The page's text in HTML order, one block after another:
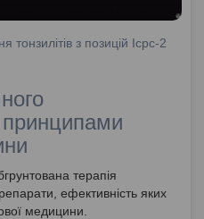
тонзилітів з позицій Icpc-2
принципами
терапія
ефективність яких
медицини.